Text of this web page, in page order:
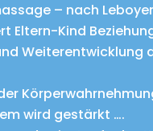
– nach Leboyer
Eltern-Kind
Weiterentwicklung
wird gestärkt ….